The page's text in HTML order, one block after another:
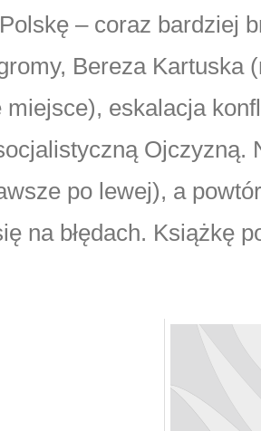
– coraz bardziej
Bereza Kartuska
eskalacja
Ojczyzną.
po lewej), a
na błędach. Książkę